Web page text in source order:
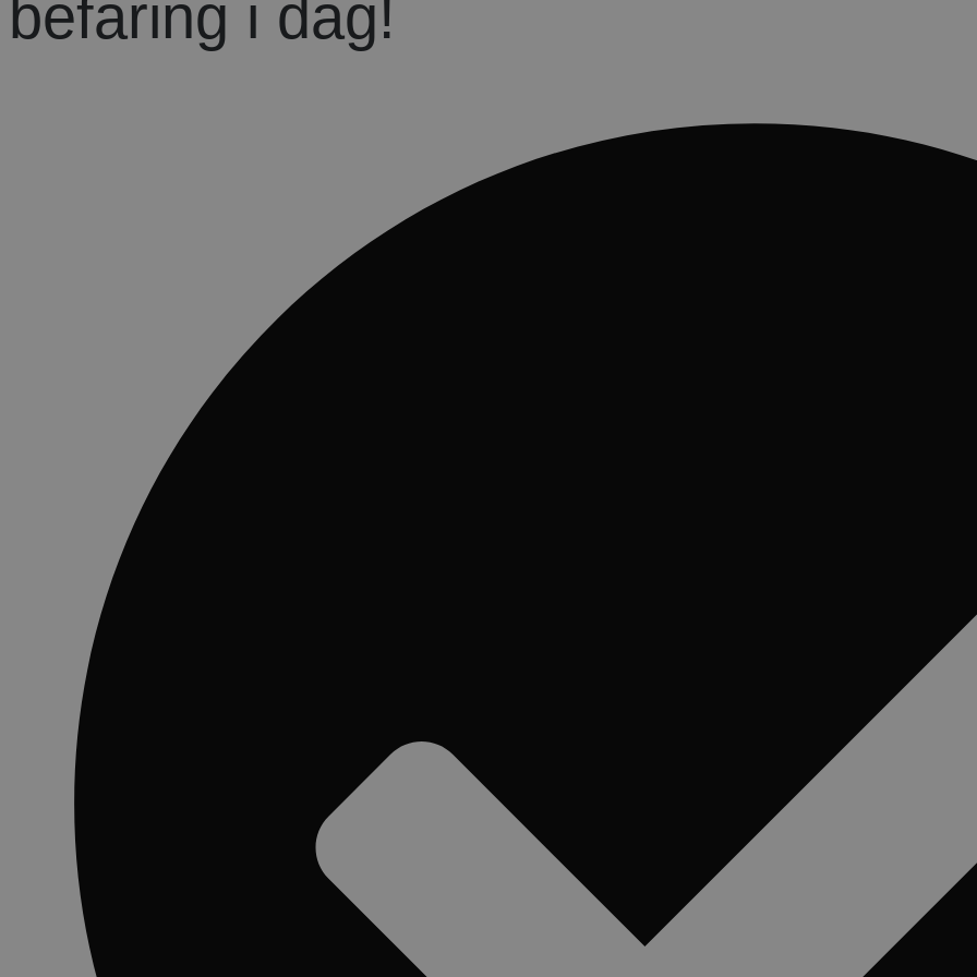
befaring i dag!